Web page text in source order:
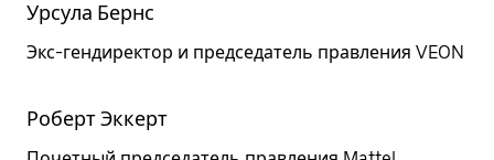
Урсула Бернс
Экс-гендиректор и председатель правления VEON
Роберт Эккерт